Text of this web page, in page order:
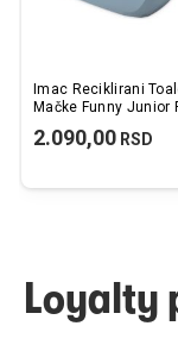
Imac Reciklirani
Mačke Funny Junior
2.090,00 RSD
Loyalty